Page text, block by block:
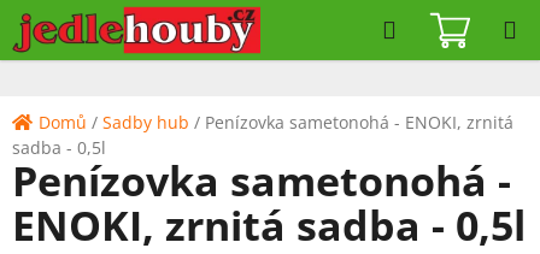
Přejít
na
obsah
Hledat
KOŠÍK
Domů / Sadby hub / Penízovka sametonohá - ENOKI, zrnitá
sadba - 0,5l
Penízovka sametonohá -
ENOKI, zrnitá sadba - 0,5l